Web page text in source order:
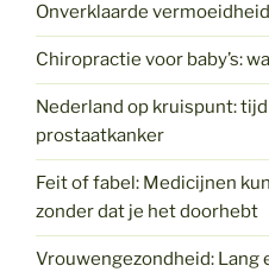
Onverklaarde
Chiropractie voor baby’s:
Nederland op kruispunt:
prostaatkanker
Feit of fabel: Medicijnen
zonder dat je het doorhebt
Vrouwengezondheid: Lang